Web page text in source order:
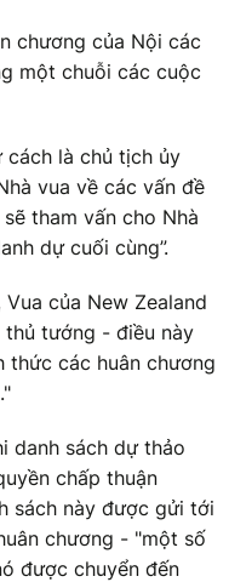
chương của Nội các
một chuỗi các cuộc
cách là chủ tịch ủy
vua về các vấn đề
tham vấn cho Nhà
dự cuối cùng”.
của New Zealand
thủ tướng - điều này
thức các huân chương
danh sách dự thảo
chấp thuận
sách này được gửi tới
chương - "một số
được chuyển đến